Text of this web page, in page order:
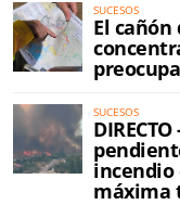
SUCESOS
El cañón
SUCESOS
incendio
máxima